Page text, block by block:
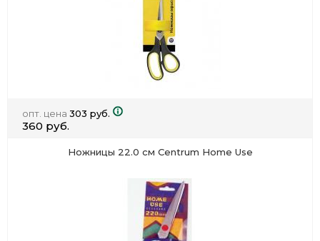
опт. цена 303 руб.
360 руб.
Ножницы 22.0 см Centrum Home Use